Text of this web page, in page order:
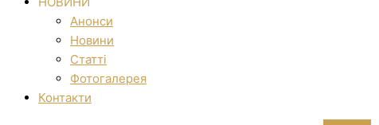
Анонси
Новини
Статті
Фотогалерея
Контакти